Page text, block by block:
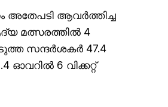
അതേപടി ആവർത്തിച്ച
മത്സരത്തിൽ 4
സന്ദർശകർ 47.4
ഓവറിൽ 6 വിക്കറ്റ്